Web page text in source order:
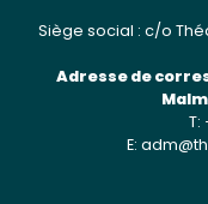
Siège social : c/o
Adresse de
T:
E: